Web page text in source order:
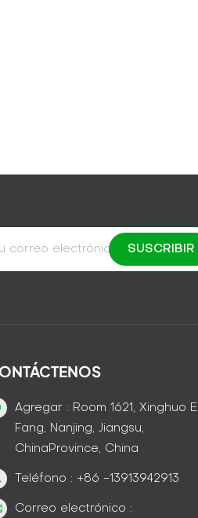
Agregar : Room 1621, Xinghuo E
Fang, Nanjing, Jiangsu,
ChinaProvince, China
Teléfono : +86 -13913942913
Correo electrónico :